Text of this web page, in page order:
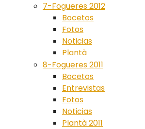
7-Fogueres 2012
Bocetos
Fotos
Noticias
Plantà
8-Fogueres 2011
Bocetos
Entrevistas
Fotos
Noticias
Plantà 2011